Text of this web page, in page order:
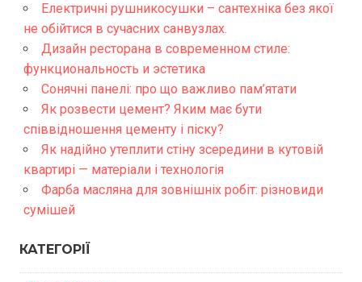
Електричні рушникосушки – сантехніка без якої
не обійтися в сучасних санвузлах.
Дизайн ресторана в современном стиле:
функциональность и эстетика
Сонячні панелі: про що важливо пам’ятати
Як розвести цемент? Яким має бути
співвідношення цементу і піску?
Як надійно утеплити стіну зсередини в кутовій
квартирі — матеріали і технологія
Фарба масляна для зовнішніх робіт: різновиди
сумішей
КАТЕГОРІЇ